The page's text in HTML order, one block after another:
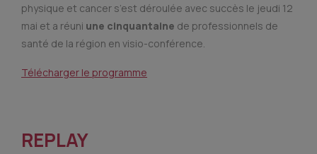
physique et cancer s’est déroulée avec succès le jeudi 12
mai et a réuni une cinquantaine de professionnels de
santé de la région en visio-conférence.
Télécharger le programme
REPLAY